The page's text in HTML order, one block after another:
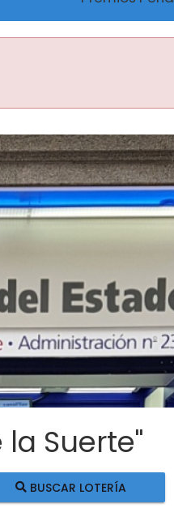
Suerte"
BUSCAR LOTERÍA